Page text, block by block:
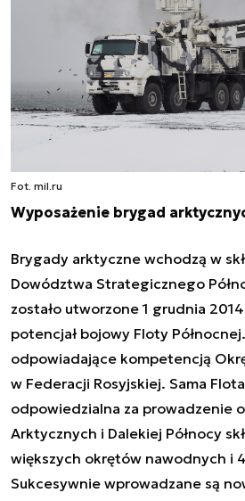
Fot. mil.ru
Wyposażenie brygad
Brygady arktyczne wchodzą w
Dowództwa Strategicznego
zostało utworzone 1 grudnia
potencjał bojowy Floty
odpowiadające kompetencją
w Federacji Rosyjskiej. Sama
odpowiedzialna za prowadzenie
Arktycznych i Dalekiej Północy
większych okrętów nawodnych i
Sukcesywnie wprowadzane są